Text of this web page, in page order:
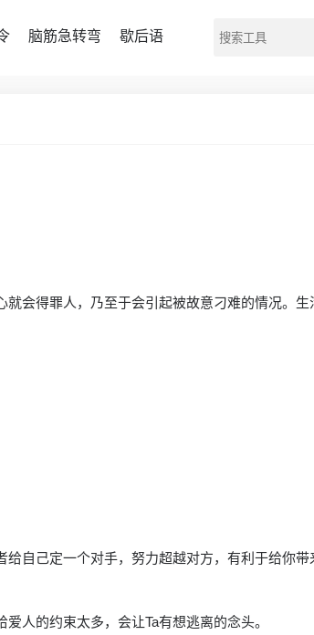
脑筋急转弯 歇后语
会得罪人，乃至于会引起被故意刁难的情况。生
自己定一个对手，努力超越对方，有利于给你
人的约束太多，会让Ta有想逃离的念头。